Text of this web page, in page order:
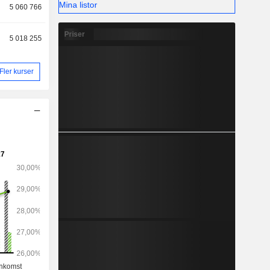
5 060 766
5 018 255
Fler kurser
Mina listor
Priser